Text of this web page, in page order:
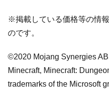
※掲載している価格等の情
のです。
©2020 Mojang Synergies
Minecraft, Minecraft:
trademarks of the Microsoft